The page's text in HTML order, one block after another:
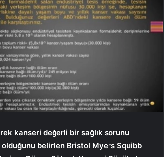
kanseri değerli bir sağlık sorunu
belirten Bristol Myers Squibb